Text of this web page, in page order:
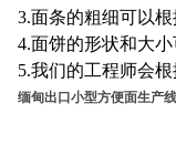
3.面条的粗细可以
4.面饼的形状和大
5.我们的工程师会
缅甸出口小型方便面生产